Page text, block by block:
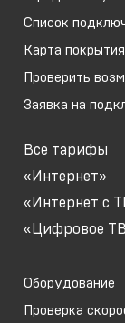
Список
Карта
Проверить
Заявка на
Все тарифы
«Интернет»
«Интернет с
«Цифровое
Оборудование
Проверка